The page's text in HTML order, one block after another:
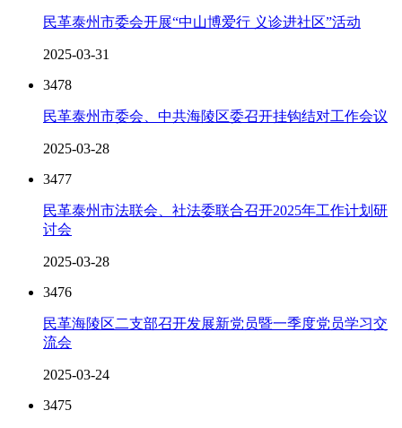
民革泰州市委会开展“中山博爱行 义诊进社区”活动
2025-03-31
3478
民革泰州市委会、中共海陵区委召开挂钩结对工作会议
2025-03-28
3477
民革泰州市法联会、社法委联合召开2025年工作计划研
讨会
2025-03-28
3476
民革海陵区二支部召开发展新党员暨一季度党员学习交
流会
2025-03-24
3475